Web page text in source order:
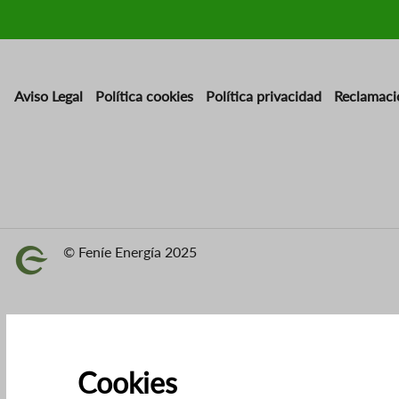
Aviso Legal Política cookies Política privacidad
Imagen © Feníe Energía 2025
Cookies